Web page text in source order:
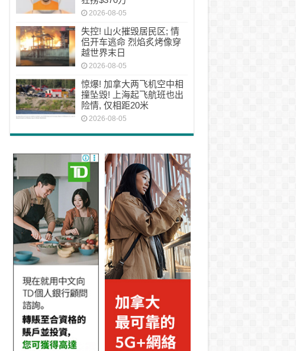
2026-08-05
失控! 山火摧毁居民区; 情
侣开车逃命 烈焰炙烤像穿
越世界末日
2026-08-05
惊爆! 加拿大两飞机空中相
撞坠毁! 上海起飞航班也出
险情, 仅相距20米
2026-08-05